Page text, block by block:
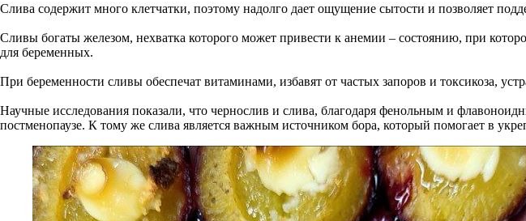
Слива содержит много клетчатки, поэтому надолго дает ощущение сытости и позволяет
Сливы богаты железом, нехватка которого может привести к анемии – состоянию, при
для беременных.
При беременности сливы обеспечат витаминами, избавят от частых запоров и токсикоза,
Научные исследования показали, что чернослив и слива, благодаря фенольным и
постменопаузе. К тому же слива является важным источником бора, который помогает в